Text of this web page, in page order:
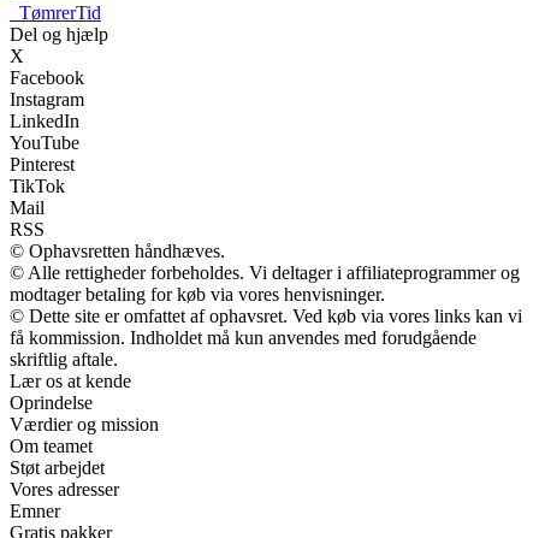
TømrerTid
Del og hjælp
X
Facebook
Instagram
LinkedIn
YouTube
Pinterest
TikTok
Mail
RSS
© Ophavsretten håndhæves.
© Alle rettigheder forbeholdes. Vi deltager i affiliateprogrammer og
modtager betaling for køb via vores henvisninger.
© Dette site er omfattet af ophavsret. Ved køb via vores links kan vi
få kommission. Indholdet må kun anvendes med forudgående
skriftlig aftale.
Lær os at kende
Oprindelse
Værdier og mission
Om teamet
Støt arbejdet
Vores adresser
Emner
Gratis pakker